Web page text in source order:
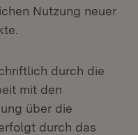
Nutzung neuer
durch die
mit den
über die
durch das